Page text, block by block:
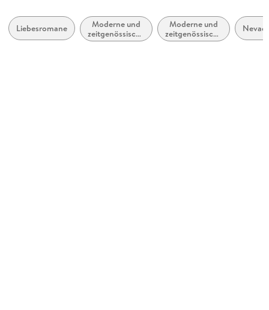
Altersempfehlung
ab 16 Jahre
Liebesromane
Moderne und
zeitgenössische
Liebesromane /
Moderne und
zeitgenössische
Belletristik: